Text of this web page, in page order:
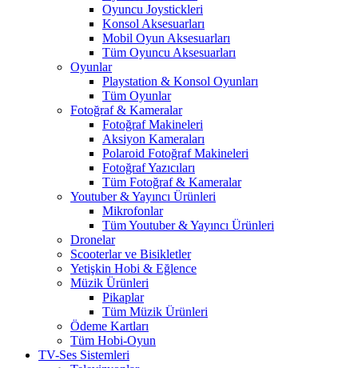
Oyuncu Joystickleri
Konsol Aksesuarları
Mobil Oyun Aksesuarları
Tüm Oyuncu Aksesuarları
Oyunlar
Playstation & Konsol Oyunları
Tüm Oyunlar
Fotoğraf & Kameralar
Fotoğraf Makineleri
Aksiyon Kameraları
Polaroid Fotoğraf Makineleri
Fotoğraf Yazıcıları
Tüm Fotoğraf & Kameralar
Youtuber & Yayıncı Ürünleri
Mikrofonlar
Tüm Youtuber & Yayıncı Ürünleri
Dronelar
Scooterlar ve Bisikletler
Yetişkin Hobi & Eğlence
Müzik Ürünleri
Pikaplar
Tüm Müzik Ürünleri
Ödeme Kartları
Tüm Hobi-Oyun
TV-Ses Sistemleri